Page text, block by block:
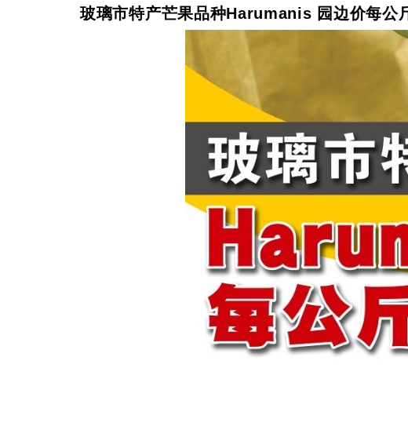
玻璃市特产芒果品种Harumanis 园边价每公